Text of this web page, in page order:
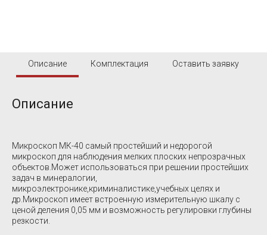
Описание Комплектация Оставить заявку
Описание
Микроскоп МК-40 самый простейший и недорогой
микроскоп для наблюдения мелких плоских непрозрачных
объектов.Может использоваться при решении простейших
задач в минералогии,
микроэлектронике,криминалистике,учебных целях и
др.Микроскоп имеет встроенную измерительную шкалу с
ценой деления 0,05 мм и возможность регулировки глубины
резкости.